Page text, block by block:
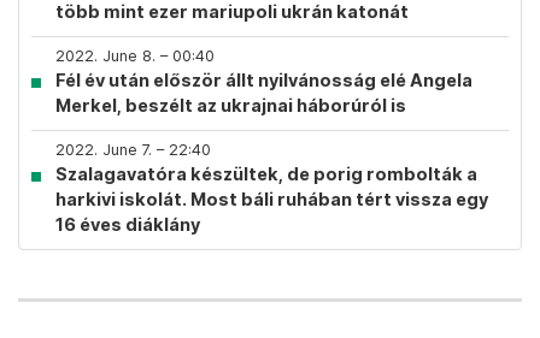
több mint ezer mariupoli ukrán katonát
2022. June 8. – 00:40
Fél év után először állt nyilvánosság elé Angela
Merkel, beszélt az ukrajnai háborúról is
2022. June 7. – 22:40
Szalagavatóra készültek, de porig rombolták a
harkivi iskolát. Most báli ruhában tért vissza egy
16 éves diáklány